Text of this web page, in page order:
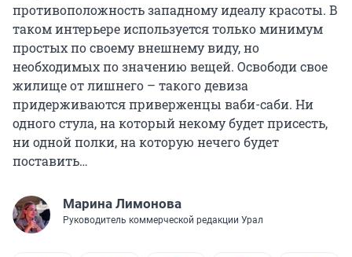
противоположность западному идеалу красоты. В
таком интерьере используется только минимум
простых по своему внешнему виду, но
необходимых по значению вещей. Освободи свое
жилище от лишнего – такого девиза
придерживаются приверженцы ваби-саби. Ни
одного стула, на который некому будет присесть,
ни одной полки, на которую нечего будет
поставить…
Марина Лимонова
Руководитель коммерческой редакции Урал